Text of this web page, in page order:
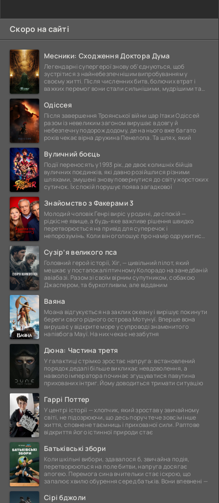
Скоро на сайті
Месники: Сходження Доктора Дума
Легендарні супергерої знову об'єднуються, щоб
зустрітися з найнебезпечнішим випробуванням у
своєму житті. Після численних битв, болючих втрат і
важких перемог вони стали сильнішими, мудрішими та
Одіссея
Після завершення Троянської війни цар Ітаки Одіссей
разом із невеликим загоном вирушає в довгу й
небезпечну подорож додому, де на нього вже багато
років чекає вірна дружина Пенелопа. Та шлях, який
Вуличний боєць
Події переносять у 1993 рік, де двоє колишніх бійців
вуличних поєдинків, які давно розійшлися різними
шляхами, змушені знову повернутися до світу жорстоких
сутичок. Їх спокій порушує поява загадкової
Знайомство з Факерами 3
Молодий чоловік Генрі виріс у родині, де спокій —
рідкісне явище, а будь-яке важливе рішення швидко
перетворюється на привід для суперечок і
непорозумінь. Коли він оголошує про намір одружитися,
Сузір’я великого пса
Головний герой історії, Хіг, — цивільний пілот, який
мешкає у постапокаліптичному Колорадо на занедбаній
авіабазі. Разом зі своїм вірним супутником, собакою
Джаспером, та буркотливим, але відданим
Ваяна
Моана відгукується на заклик океану і вирішує покинути
береги свого рідного острова Мотунуї. Вперше вона
вирушає у відкрите море у супроводі знаменитого
напівбога Мауї. На них чекає незабутня
Дюна: Частина третя
У галактиці стрімко зростає напруга: встановлений
порядок дедалі більше викликає невдоволення, а
навколо імператора починає згущуватися павутина
прихованих інтриг. Йому доводиться тримати ситуацію
Гаррі Поттер
У центрі історії — хлопчик, який зростав у звичайному
світі, не підозрюючи, що десь поруч тече зовсім інше
життя, сповнене таємниць і прихованої сили. Раптове
відкриття його істинної природи стає
Батьківські збори
Коли шкільні вибори, здавалося б, звичайна подія,
перетворюються на поле битви, напруга досягає
апогею. Перемога сина вчительки стає іскрою, що
запалює хвилю обурення серед батьків. Вони впевнені —
Сірі бджоли